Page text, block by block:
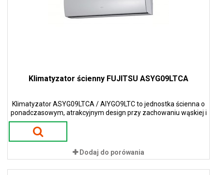
Klimatyzator ścienny FUJITSU ASYG09LTCA
Klimatyzator ASYG09LTCA / AIYGO9LTC to jednostka ścienna o
ponadczasowym, atrakcyjnym design przy zachowaniu wąskiej i
smukłej konstrukcji w kolorze perłowym.
Dodaj do porówania